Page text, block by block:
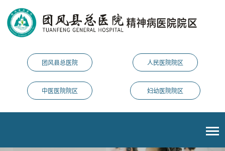
团风县总医院 人民医院院区
中医医院院区 妇幼医院院区